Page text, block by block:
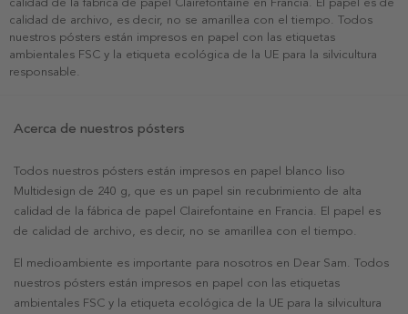
calidad de archivo, es decir, no se amarillea con el tiempo. Todos
nuestros pósters están impresos en papel con las etiquetas
ambientales FSC y la etiqueta ecológica de la UE para la silvicultura
responsable.
Acerca de nuestros pósters
Todos nuestros pósters están impresos en papel blanco liso
Multidesign de 240 g, que es un papel sin recubrimiento de alta
calidad de la fábrica de papel Clairefontaine en Francia. El papel es
de calidad de archivo, es decir, no se amarillea con el tiempo.
El medioambiente es importante para nosotros en Dear Sam. Todos
nuestros pósters están impresos en papel con las etiquetas
ambientales FSC y la etiqueta ecológica de la UE para la silvicultura